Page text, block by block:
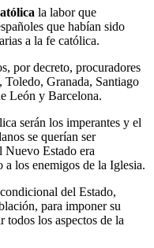
la labor que
que habían sido
a la fe católica.
por decreto, procuradores
Toledo, Granada, Santiago
León y Barcelona.
serán los imperantes y el
se querían ser
Nuevo Estado era
los enemigos de la Iglesia.
del Estado,
para imponer su
los aspectos de la